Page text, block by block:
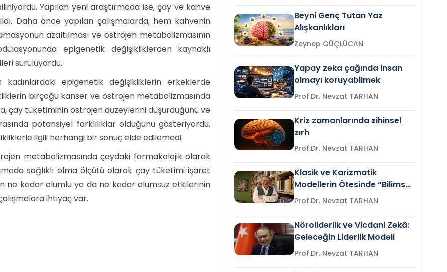
Yapılan yeni araştırmada ise, çay ve kahve
Daha önce yapılan çalışmalarda, hem kahvenin
azaltılması ve östrojen metabolizmasının
epigenetik değişikliklerden kaynaklı
sürülüyordu.
epigenetik değişikliklerin erkeklerde
birçoğu kanser ve östrojen metabolizmasında
çay tüketiminin östrojen düzeylerini düşürdüğünü ve
potansiyel farklılıklar olduğunu gösteriyordu.
ilgili herhangi bir sonuç elde edilemedi.
metabolizmasında çaydaki farmakolojik olarak
sağlıklı olma ölçütü olarak çay tüketimi işaret
ne kadar olumlu ya da ne kadar olumsuz etkilerinin
ihtiyaç var.
Beyni Genç Tutan Yaz
Alışkanlıkları
Zeynep GÜÇLÜCAN
Yapay zeka çağında insan
olmayı koruyabilmek
Prof.Dr. Nevzat TARHAN
Kriz zamanlarında zihinsel
zırh
Prof.Dr. Nevzat TARHAN
Klasik ve Karizmatik
Modellerin Ötesinde “Bilimsel
Liderlik”
Prof.Dr. Nevzat TARHAN
Nöroliderlik ve Vicdani Zekâ:
Geleceğin Liderlik Modeli
Prof.Dr. Nevzat TARHAN